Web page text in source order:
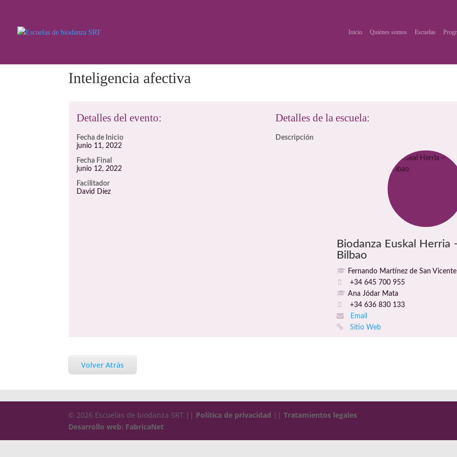
Inicio Quiénes somos Escuelas
Inteligencia afectiva
Detalles del evento:
Fecha de Inicio
junio 11, 2022
Fecha Final
junio 12, 2022
Facilitador
David Díez
Detalles de la escuela:
Descripción
Biodanza Euskal Herria
Bilbao
Fernando Martínez de San Vicente
+34 645 700 955
Ana Jódar Mata
+34 636 830 133
Email
Sitio Web
Volver Atrás
© 2026 Escuelas de biodanza SRT || Política de privacidad ||Tratamientos legales
Desarrollo web: FabricaNet